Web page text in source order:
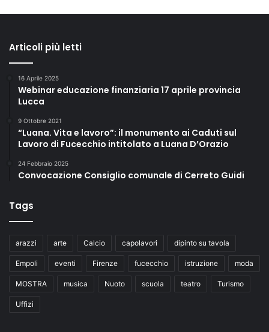
Articoli più letti
16 Aprile 2025
Webinar educazione finanziaria 17 aprile provincia
Lucca
9 Ottobre 2021
“Luana. Vita e lavoro”: il monumento ai Caduti sul
Lavoro di Fucecchio intitolato a Luana D’Orazio
24 Febbraio 2025
Convocazione Consiglio comunale di Cerreto Guidi
Tags
arazzi arte Calcio capolavori dipinto su tavola
Empoli eventi Firenze fucecchio istruzione moda
MOSTRA musica Nuoto scuola teatro Turismo
Uffizi